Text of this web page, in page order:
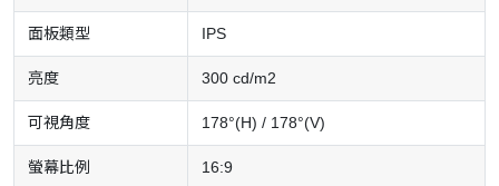
面板類型 IPS
亮度 300 cd/m2
可視角度 178°(H) / 178°(V)
螢幕比例 16:9